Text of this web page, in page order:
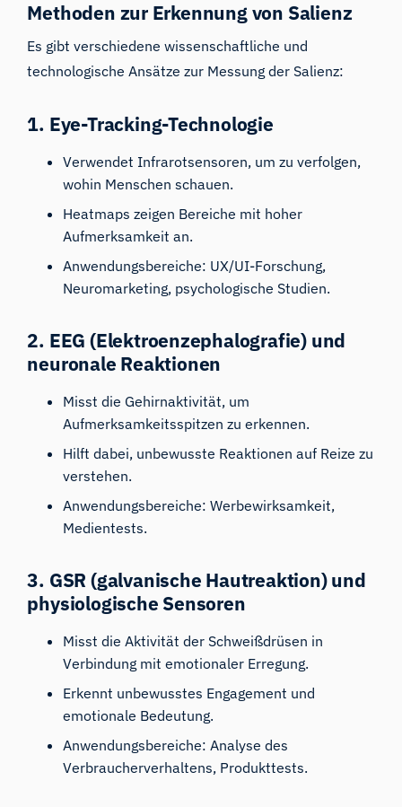
Methoden zur Erkennung von Salienz
Es gibt verschiedene wissenschaftliche und
technologische Ansätze zur Messung der Salienz:
1. Eye-Tracking-Technologie
Verwendet Infrarotsensoren, um zu verfolgen,
wohin Menschen schauen.
Heatmaps zeigen Bereiche mit hoher
Aufmerksamkeit an.
Anwendungsbereiche: UX/UI-Forschung,
Neuromarketing, psychologische Studien.
2. EEG (Elektroenzephalografie)und
neuronale Reaktionen
Misst die Gehirnaktivität, um
Aufmerksamkeitsspitzen zu erkennen.
Hilft dabei, unbewusste Reaktionen auf Reize zu
verstehen.
Anwendungsbereiche: Werbewirksamkeit,
Medientests.
3. GSR (galvanische Hautreaktion)und
physiologische Sensoren
Misst die Aktivität der Schweißdrüsen in
Verbindung mit emotionaler Erregung.
Erkennt unbewusstes Engagement und
emotionale Bedeutung.
Anwendungsbereiche: Analyse des
Verbraucherverhaltens, Produkttests.